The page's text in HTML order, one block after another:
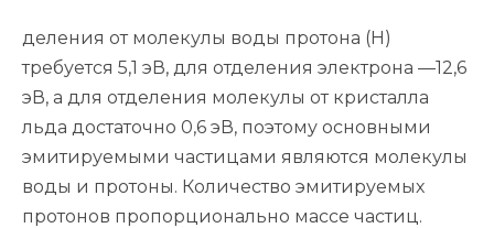
деления от молекулы воды протона (Н)
требуется 5,1 эВ, для отделения электрона —12,6
эВ, а для отделения молекулы от кристалла
льда достаточно 0,6 эВ, поэтому основными
эмитируемыми частицами являются молекулы
воды и протоны. Количество эмитируемых
протонов пропорционально массе частиц.